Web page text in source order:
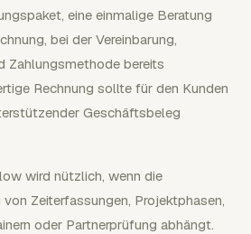
eine einmalige Beratung
bei der Vereinbarung,
Zahlungsmethode bereits
Rechnung sollte für den Kunden
Geschäftsbeleg
wird nützlich, wenn die
Zeiterfassungen, Projektphasen,
oder Partnerprüfung abhängt.